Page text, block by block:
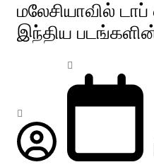
மலேசியாவில்
இந்திய